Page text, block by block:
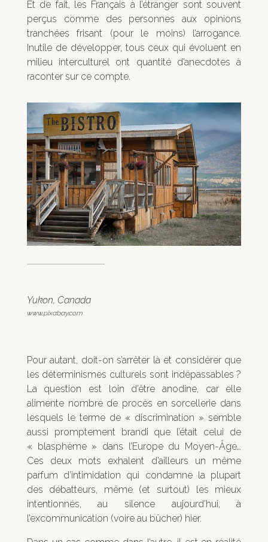
Et de fait, les Français à l’étranger sont souvent
perçus comme des personnes aux opinions
tranchées frisant (pour le moins) l’arrogance.
Inutile de développer, tous ceux qui évoluent en
milieu interculturel ont quantité d’anecdotes à
raconter sur ce compte.
Yukon, Canada
www.pixabay.com
Pour autant, doit-on s’arrêter là et considérer que
les déterminismes culturels sont indépassables ?
La question est loin d’être anodine, car elle
alimente nombre de procès en sorcellerie dans
lesquels le terme de « discrimination » semble
aussi promptement brandi que l’était celui de
« blasphème » dans l’Europe du Moyen-Âge…
Ces deux mots exhalent d’ailleurs un même
parfum d’intimidation qui condamne la plupart
des débatteurs, même (et surtout) les mieux
intentionnés, au silence aujourd’hui, à
l’excommunication (voire au bûcher) hier.